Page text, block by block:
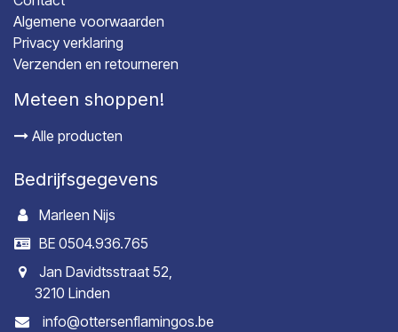
Algemene voorwaarden
Privacy verklaring
Verzenden en retourneren
Meteen shoppen!
Alle producten
Bedrijfsgegevens
Marleen Nijs
BE 0504.936.765
Jan Davidtsstraat 52,
3210 Linden
info@ottersenflamingos.be